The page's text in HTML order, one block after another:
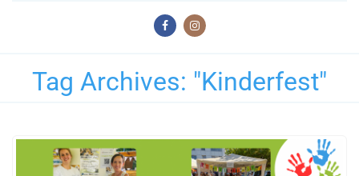
Tag Archives: "Kinderfest"